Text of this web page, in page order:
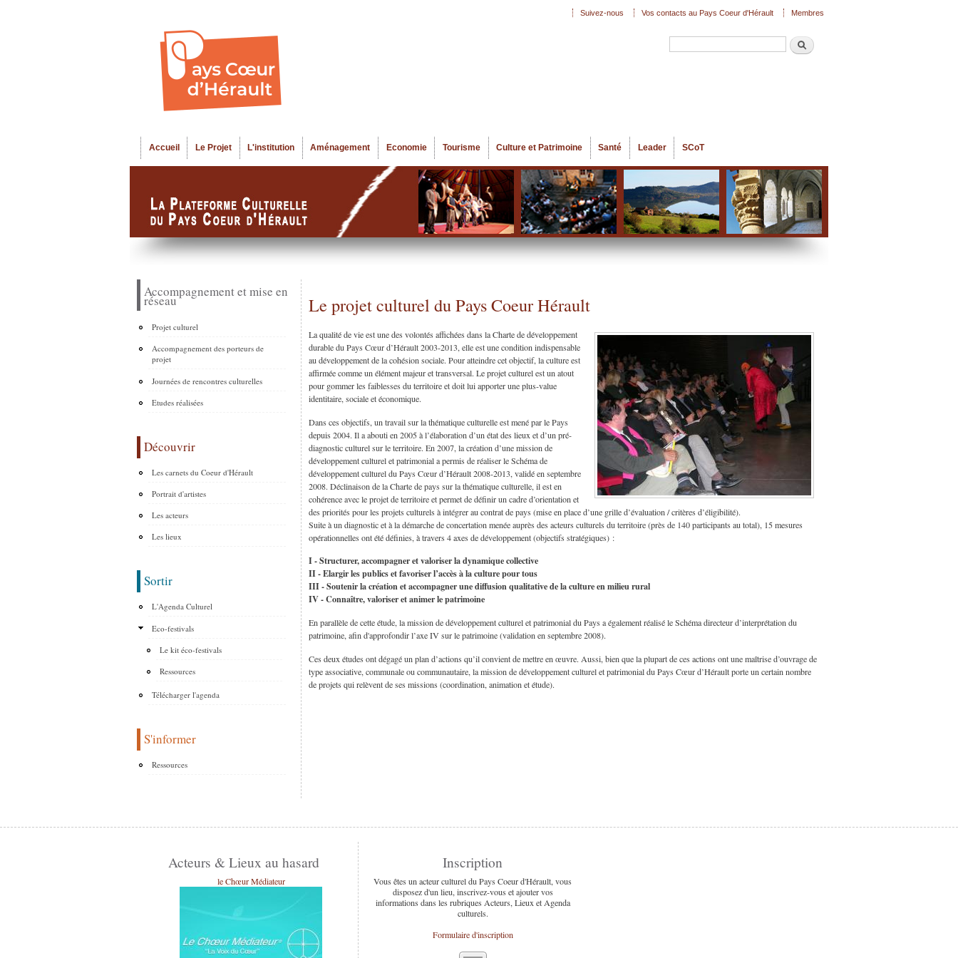
Recherche
Menu principal
Accueil Le Projet L'institution Aménagement Economie Tourisme Culture et Patrimoine Santé Leader SCoT
Suivez-nous Vos contacts au Pays Coeur d'Hérault Membres
Accompagnement et mise en
réseau
Projet culturel
Accompagnement des porteurs de
projet
Journées de rencontres culturelles
Etudes réalisées
Découvrir
Les carnets du Coeur d'Hérault
Portrait d'artistes
Les acteurs
Les lieux
Sortir
L'Agenda Culturel
Eco-festivals
Le kit éco-festivals
Ressources
Télécharger l'agenda
S'informer
Ressources
Le projet culturel du Pays Coeur Hérault
La qualité de vie est une des volontés affichées dans la Charte de développement
durable du Pays Cœur d’Hérault 2003-2013, elle est une condition indispensable
au développement de la cohésion sociale. Pour atteindre cet objectif, la culture est
affirmée comme un élément majeur et transversal. Le projet culturel est un atout
pour gommer les faiblesses du territoire et doit lui apporter une plus-value
identitaire, sociale et économique.
Dans ces objectifs, un travail sur la thématique culturelle est mené par le Pays
depuis 2004. Il a abouti en 2005 à l’élaboration d’un état des lieux et d’un pré-
diagnostic culturel sur le territoire. En 2007, la création d’une mission de
développement culturel et patrimonial a permis de réaliser le Schéma de
développement culturel du Pays Cœur d’Hérault 2008-2013, validé en septembre
2008. Déclinaison de la Charte de pays sur la thématique culturelle, il est en
cohérence avec le projet de territoire et permet de définir un cadre d’orientation et
des priorités pour les projets culturels à intégrer au contrat de pays (mise en place d’une grille d’évaluation / critères d’éligibilité).
Suite à un diagnostic et à la démarche de concertation menée auprès des acteurs culturels du territoire (près de 140 participants au total), 15 mesures
opérationnelles ont été définies, à travers 4 axes de développement (objectifs stratégiques) :
I - Structurer, accompagner et valoriser la dynamique collective
II - Elargir les publics et favoriser l’accès à la culture pour tous
III - Soutenir la création et accompagner une diffusion qualitative de la culture en milieu rural
IV - Connaître, valoriser et animer le patrimoine
En parallèle de cette étude, la mission de développement culturel et patrimonial du Pays a également réalisé le Schéma directeur d’interprétation du
patrimoine, afin d'approfondir l’axe IV sur le patrimoine (validation en septembre 2008).
Ces deux études ont dégagé un plan d’actions qu’il convient de mettre en œuvre. Aussi, bien que la plupart de ces actions ont une maîtrise d’ouvrage de
type associative, communale ou communautaire, la mission de développement culturel et patrimonial du Pays Cœur d’Hérault porte un certain nombre
de projets qui relèvent de ses missions (coordination, animation et étude).
Acteurs & Lieux au hasard
le Chœur Médiateur
Inscription
Vous êtes un acteur culturel du Pays Coeur d'Hérault, vous
disposez d'un lieu, inscrivez-vous et ajouter vos
informations dans les rubriques Acteurs, Lieux et Agenda
culturels.
Formulaire d'inscription